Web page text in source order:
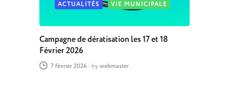
ACTUALITÉS VIE MUNICIPALE
Campagne de dératisation les 17 et 18
Février 2026
7 février 2026 - by webmaster